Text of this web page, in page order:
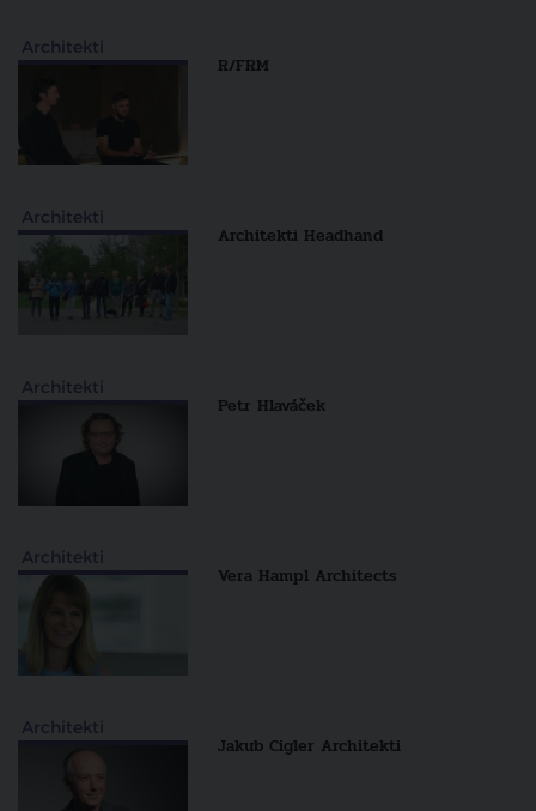
Architekti
R/FRM
Architekti
Architekti Headhand
Architekti
Petr Hlaváček
Architekti
Vera Hampl Architects
Architekti
Jakub Cigler Architekti